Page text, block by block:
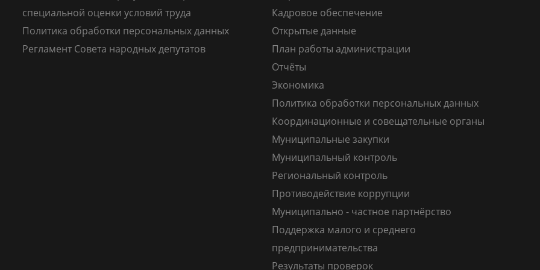
специальной оценки условий труда
Политика обработки персональных данных
Регламент Совета народных депутатов
Кадровое обеспечение
Открытые данные
План работы администрации
Отчёты
Экономика
Политика обработки персональных данных
Координационные и совещательные органы
Муниципальные закупки
Муниципальный контроль
Региональный контроль
Противодействие коррупции
Муниципально - частное партнёрство
Поддержка малого и среднего
предпринимательства
Результаты проверок